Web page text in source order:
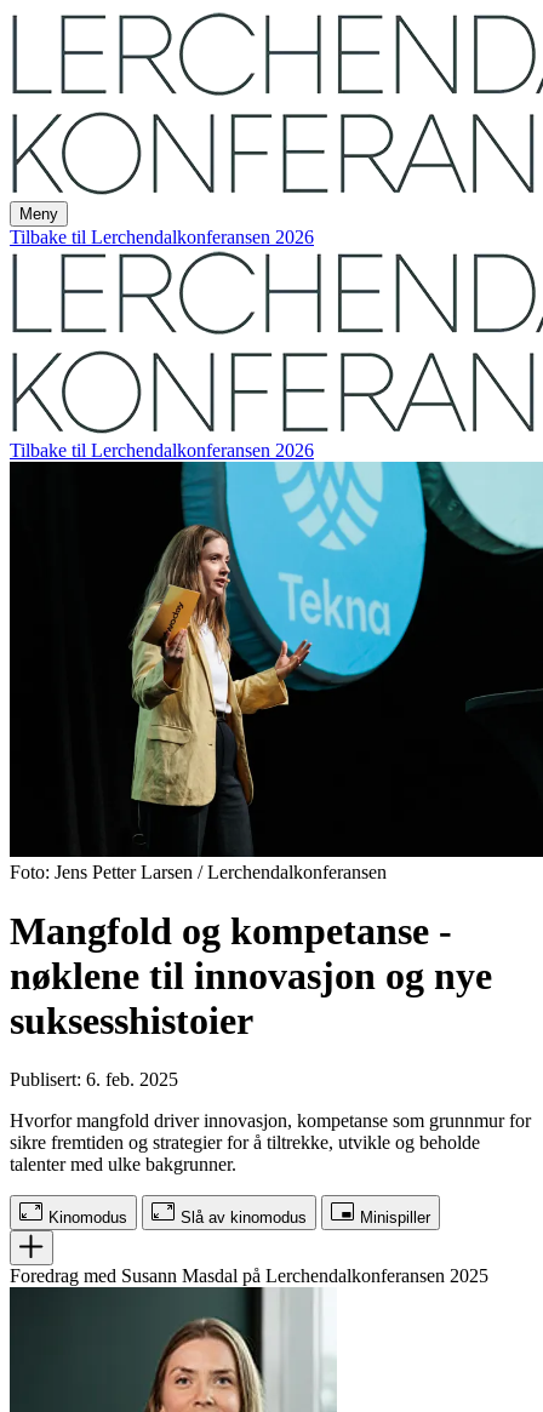
Meny
Tilbake til Lerchendalkonferansen 2026
Tilbake til Lerchendalkonferansen 2026
Foto: Jens Petter Larsen / Lerchendalkonferansen
Mangfold og kompetanse -
nøklene til innovasjon og nye
suksesshistoier
Publisert: 6. feb. 2025
Hvorfor mangfold driver innovasjon, kompetanse som grunnmur for
sikre fremtiden og strategier for å tiltrekke, utvikle og beholde
talenter med ulke bakgrunner.
Kinomodus Slå av kinomodus Minispiller
Foredrag med Susann Masdal på Lerchendalkonferansen 2025